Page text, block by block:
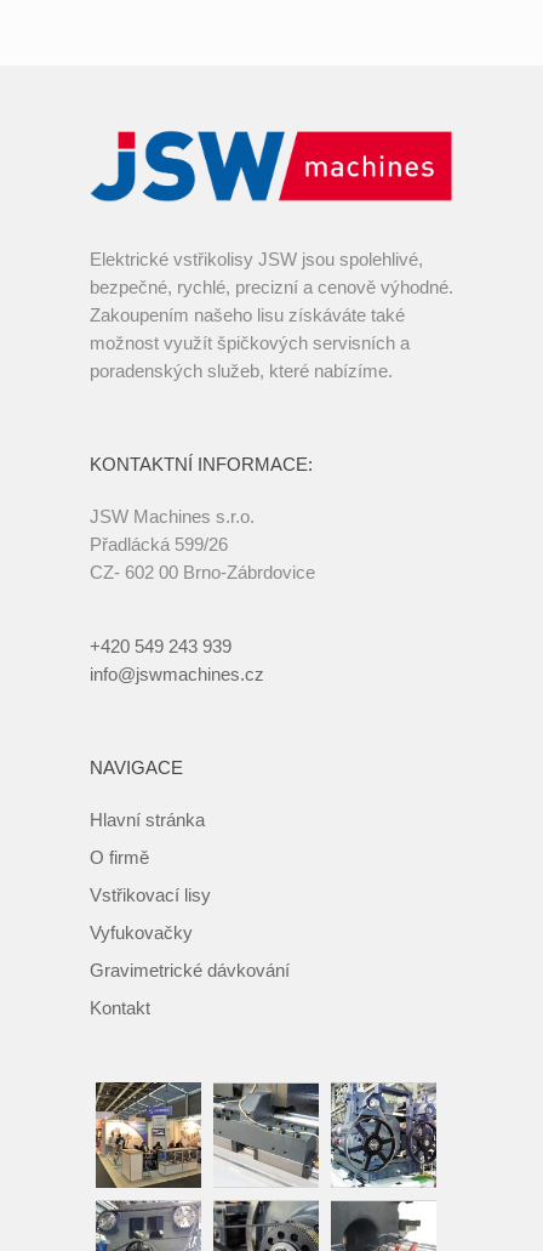
Elektrické vstřikolisy JSW jsou spolehlivé,
bezpečné, rychlé, precizní a cenově výhodné.
Zakoupením našeho lisu získáváte také
možnost využít špičkových servisních a
poradenských služeb, které nabízíme.
KONTAKTNÍ INFORMACE:
JSW Machines s.r.o.
Přadlácká 599/26
CZ- 602 00 Brno-Zábrdovice
+420 549 243 939
info@jswmachines.cz
NAVIGACE
Hlavní stránka
O firmě
Vstřikovací lisy
Vyfukovačky
Gravimetrické dávkování
Kontakt